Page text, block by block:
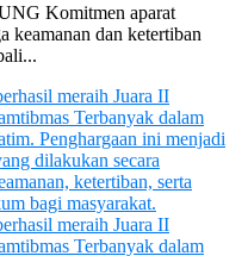
Komitmen aparat
keamanan dan ketertiban